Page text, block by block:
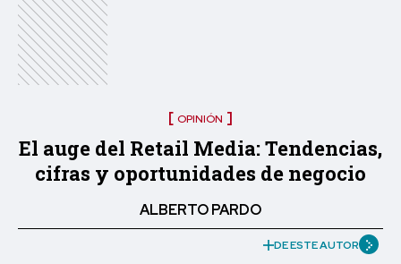
OPINIÓN
El auge del Retail Media: Tendencias,
cifras y oportunidades de negocio
ALBERTO PARDO
DE ESTE AUTOR